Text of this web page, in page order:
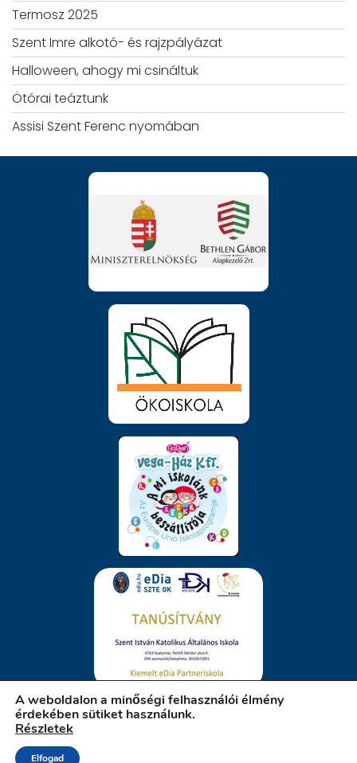
Termosz 2025
Szent Imre alkotó- és rajzpályázat
Halloween, ahogy mi csináltuk
Ötórai teáztunk
Assisi Szent Ferenc nyomában
A weboldalon a minőségi felhasználói élmény
érdekében sütiket használunk.
Részletek
Elfogad